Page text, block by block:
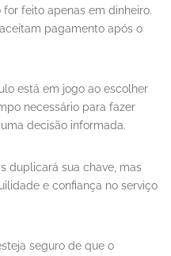
feito apenas em dinheiro.
pagamento após o
está em jogo ao escolher
necessário para fazer
decisão informada.
duplicará sua chave, mas
e confiança no serviço
seguro de que o